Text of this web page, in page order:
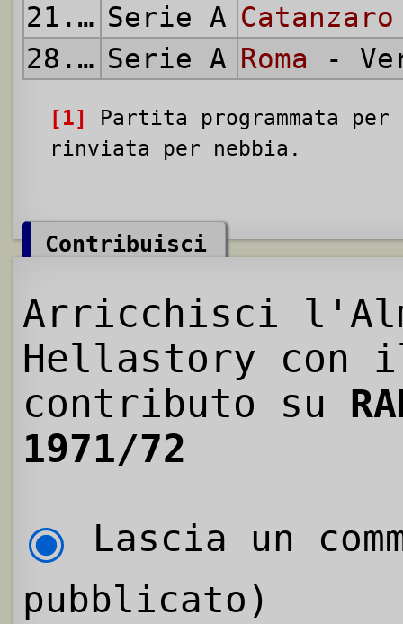
21.05.1972 Serie A Catanzaro
28.05.1972 Serie A Roma -
[1]
Partita programmata
rinviata per nebbia.
Contribuisci
Arricchisci
Hellastory con
contributo su
1971/72
Lascia un
pubblicato)